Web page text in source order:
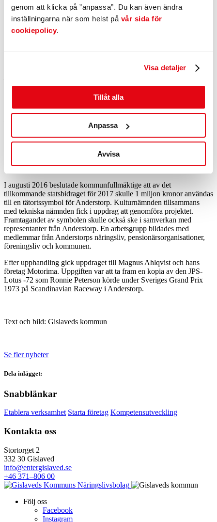
genom att klicka på ”anpassa”. Du kan även ändra
inställningarna när som helst på vår sida för
cookiepolicy.
Visa detaljer
Tillåt alla
Anpassa
Avvisa
En av de äldsta i landet
Anderstorp är förknippad med motorsport både nationellt och
internationellt och då framförallt F1-tävlingarna åren 1973-1978.
speedwaybanan som byggdes redan på 1930-talet och är en av de
förankring i hela vår bygd, med F1-tävlingarna på Scandinavian
Raceway som starkast lysande symbol för detta, säger Anton Sjödell
– Det har varit en lång resa hit, men vilket fantastiskt resultat det
blev! Jag tycker att det är välinvesterad tid och pengar och vill rikta
ett stort tack till arbetsgruppen, säger Marie Johansson (S),
Bakgrund
I augusti 2016 beslutade kommunfullmäktige att av det
tillkommande statsbidraget för 2017 skulle 1 miljon kronor användas
till en tätortssymbol för Anderstorp. Kulturnämnden tillsammans
med tekniska nämnden fick i uppdrag att genomföra projektet.
Framtagandet av symbolen skulle också ske i samverkan med
representanter från Anderstorp. En arbetsgrupp bildades med
medlemmar från Anderstorps näringsliv, pensionärsorganisationer,
föreningsliv och kommunen.
Efter upphandling gick uppdraget till Magnus Ahlqvist och hans
företag Motorima. Uppgiften var att ta fram en kopia av den JPS-
Lotus -72 som Ronnie Peterson körde under Sveriges Grand Prix
1973 på Scandinavian Raceway i Anderstorp.
Text och bild: Gislaveds kommun
Se fler nyheter
Dela inlägget:
Snabblänkar
Etablera verksamhet Starta företag Kompetensutveckling
Kontakta oss
Stortorget 2
332 30 Gislaved
info@entergislaved.se
+46 371–806 00
Följ oss
Facebook
Instagram